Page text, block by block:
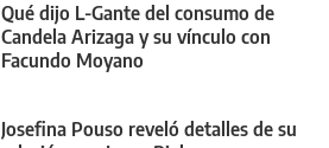
Qué dijo L-Gante del consumo de
Candela Arizaga y su vínculo con
Facundo Moyano
Josefina Pouso reveló detalles de su